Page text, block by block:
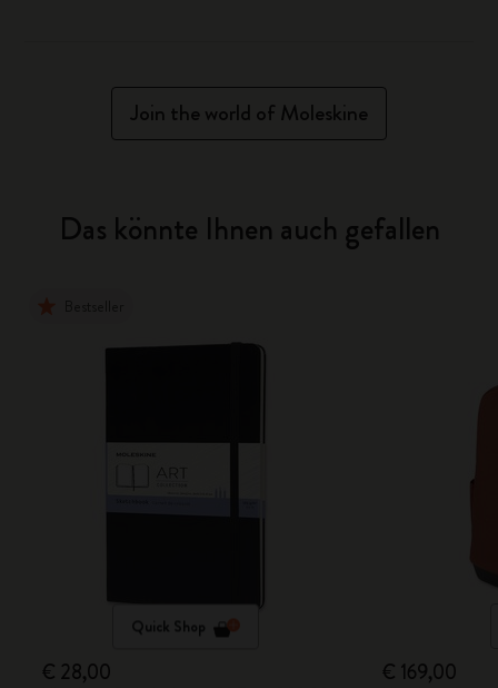
Join the world of Moleskine
Das könnte Ihnen auch gefallen
Quick Shop
€ 28,00 € 169,00